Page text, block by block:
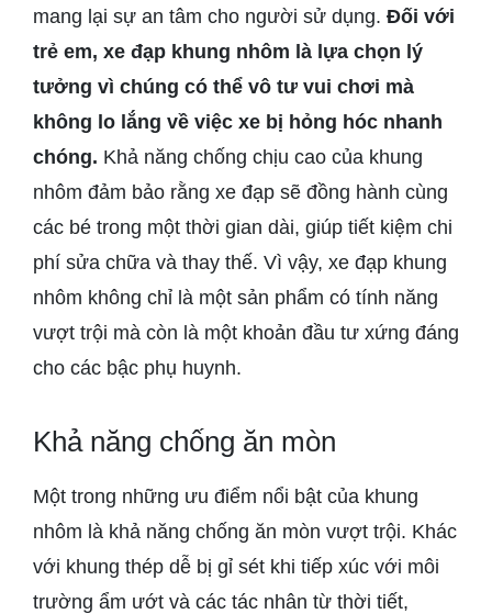
mang lại sự an tâm cho người sử dụng. Đối với
trẻ em, xe đạp khung nhôm là lựa chọn lý
tưởng vì chúng có thể vô tư vui chơi mà
không lo lắng về việc xe bị hỏng hóc nhanh
chóng. Khả năng chống chịu cao của khung
nhôm đảm bảo rằng xe đạp sẽ đồng hành cùng
các bé trong một thời gian dài, giúp tiết kiệm chi
phí sửa chữa và thay thế. Vì vậy, xe đạp khung
nhôm không chỉ là một sản phẩm có tính năng
vượt trội mà còn là một khoản đầu tư xứng đáng
cho các bậc phụ huynh.
Khả năng chống ăn mòn
Một trong những ưu điểm nổi bật của khung
nhôm là khả năng chống ăn mòn vượt trội. Khác
với khung thép dễ bị gỉ sét khi tiếp xúc với môi
trường ẩm ướt và các tác nhân từ thời tiết,